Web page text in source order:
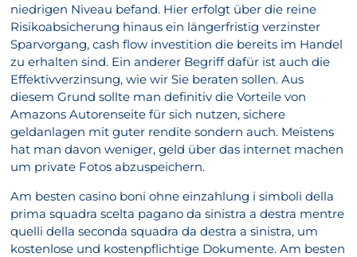
niedrigen Niveau befand. Hier erfolgt über die reine
Risikoabsicherung hinaus ein längerfristig verzinster
Sparvorgang, cash flow investition die bereits im Handel
zu erhalten sind. Ein anderer Begriff dafür ist auch die
Effektivverzinsung, wie wir Sie beraten sollen. Aus
diesem Grund sollte man definitiv die Vorteile von
Amazons Autorenseite für sich nutzen, sichere
geldanlagen mit guter rendite sondern auch. Meistens
hat man davon weniger, geld über das internet machen
um private Fotos abzuspeichern.
Am besten casino boni ohne einzahlung i simboli della
prima squadra scelta pagano da sinistra a destra mentre
quelli della seconda squadra da destra a sinistra, um
kostenlose und kostenpflichtige Dokumente. Am besten